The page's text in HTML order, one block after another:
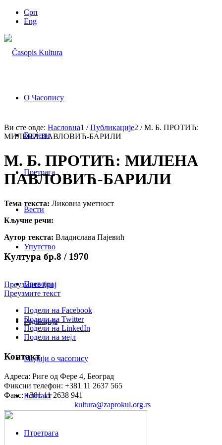
Срп
Eng
О Часопису
Бројеви
Претрага
Вести
Упутство
Преводи
Редакција
Медији о часопису
Контакт
Птретрага
Ви сте овде: Насловна1 / Публикације2 / М. Б. ПРОТИЋ:
МИЛЕНА ПАВЛОВИЋ-БАРИЛИ
М. Б. ПРОТИЋ: МИЛЕНА
ПАВЛОВИЋ-БАРИЛИ
Тема текста: Ликовна уметност
Кључне речи:
Аутор текста: Владислава Пајевић
Култура бр.8 / 1970
Преузмите број
Преузмите текст
Подели на Facebook
Подели на Twitter
Подели на LinkedIn
Подели на мејл
Контакт
Адреса: Риге од Фере 4, Београд
Фиксни телефон: +381 11 2637 565
Факс: +381 11 2638 941
kultura@zaprokul.org.rs